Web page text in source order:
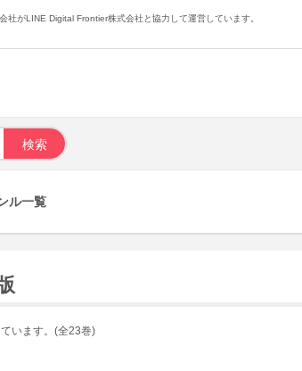
がLINE Digital Frontier株式会社と協力して運営しています。
ル一覧
います。(全23巻)